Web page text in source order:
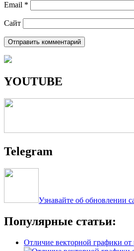
Email *
Сайт
YOUTUBE
Telegram
Узнавайте об обновлении
Популярные статьи:
Отличие векторной графики от